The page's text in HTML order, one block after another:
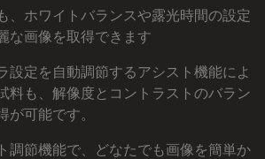
、ホワイトバランスや露光時間の設定
な画像を取得できます
設定を自動調節するアシスト機能によ
料も、解像度とコントラストのバラン
が可能です。
調節機能で、どなたでも画像を簡単か